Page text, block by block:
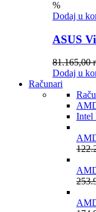
%
Dodaj u
ASUS
81.165,00
Dodaj u
Računari
Intel